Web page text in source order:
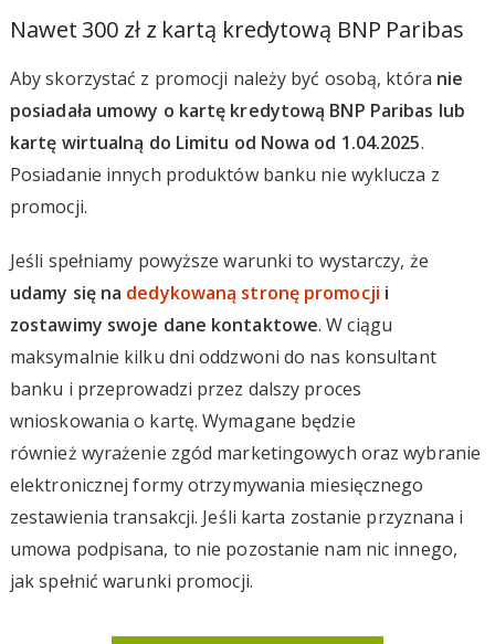
Nawet 300 zł z kartą kredytową BNP Paribas
Aby skorzystać z promocji należy być osobą, która nie
posiadała umowy o kartę kredytową BNP Paribas lub
kartę wirtualną do Limitu od Nowa od 1.04.2025.
Posiadanie innych produktów banku nie wyklucza z
promocji.
Jeśli spełniamy powyższe warunki to wystarczy, że
udamy się na dedykowaną stronę promocji i
zostawimy swoje dane kontaktowe. W ciągu
maksymalnie kilku dni oddzwoni do nas konsultant
banku i przeprowadzi przez dalszy proces
wnioskowania o kartę. Wymagane będzie
również wyrażenie zgód marketingowych oraz wybranie
elektronicznej formy otrzymywania miesięcznego
zestawienia transakcji. Jeśli karta zostanie przyznana i
umowa podpisana, to nie pozostanie nam nic innego,
jak spełnić warunki promocji.